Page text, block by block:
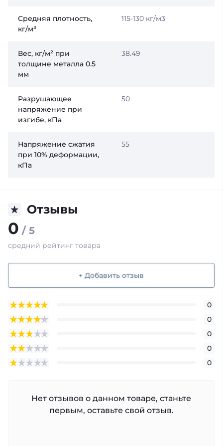
Средняя плотность,
кг/м³
115-130 кг/м3
Вес, кг/м² при
толщине металла 0.5
мм
38.49
Разрушающее
напряжение при
изгибе, кПа
50
Напряжение сжатия
при 10% деформации,
кПа
55
Отзывы
0 / 5
средний рейтинг товара
+ Добавить отзыв
0
0
0
0
0
Нет отзывов о данном товаре, станьте
первым, оставьте свой отзыв.